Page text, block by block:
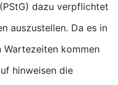
dazu verpflichtet
auszustellen. Da es in
Wartezeiten kommen
hinweisen die